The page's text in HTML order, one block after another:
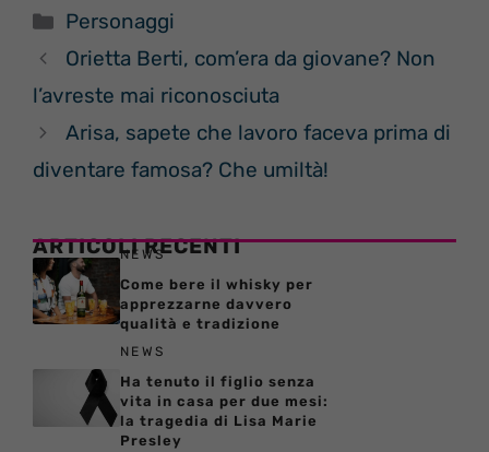
Categorie
Personaggi
Orietta Berti, com’era da giovane? Non
l’avreste mai riconosciuta
Arisa, sapete che lavoro faceva prima di
diventare famosa? Che umiltà!
ARTICOLI RECENTI
NEWS
Come bere il whisky per
apprezzarne davvero
qualità e tradizione
NEWS
Ha tenuto il figlio senza
vita in casa per due mesi:
la tragedia di Lisa Marie
Presley